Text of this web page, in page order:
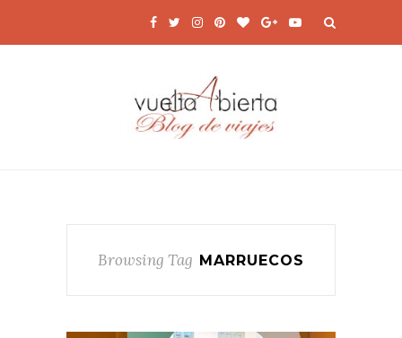
Browsing Tag MARRUECOS